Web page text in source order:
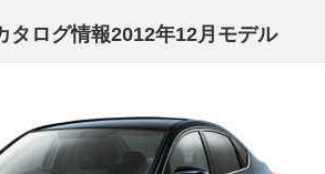
タログ情報2012年12月モデル